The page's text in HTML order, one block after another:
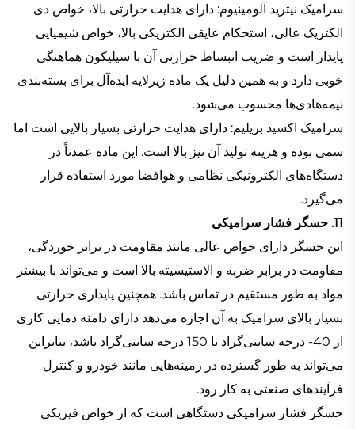
سرامیک نیترید آلومینیوم: دارای هدایت حرارتی بالا، خواص دی
الکتریک عالی، استحکام عایقی الکتریکی بالا، خواص شیمیایی
پایدار است و ضریب انبساط حرارتی آن با سیلیکون هماهنگی
خوبی دارد و به همین دلیل یک ماده زیرلایه ایده‌آل برای بسته‌بندی
نیمه‌هادی‌ها محسوب می‌شود.
سرامیک اکسید بریلیم: دارای هدایت حرارتی بسیار بالایی است اما
سمی بوده و هزینه تولید آن نیز بالا است. این ماده عمدتاً در
دستگاه‌های الکترونیکی نظامی و هوافضا مورد استفاده قرار
می‌گیرد.
11. حسگر فشار سرامیکی
این حسگر دارای خواص عالی مانند مقاومت در برابر خوردگی،
مقاومت در برابر ضربه و الاستیسیته بالا است و می‌تواند با بیشتر
مواد به طور مستقیم در تماس باشد. همچنین پایداری حرارتی
بسیار بالای سرامیک به آن اجازه می‌دهد دارای دامنه دمایی کاری
از 40- درجه سانتی‌گراد تا 150 درجه سانتی‌گراد باشد، بنابراین
می‌تواند به طور گسترده در زمینه‌هایی مانند خودرو و کنترل
فرآیندهای صنعتی به کار رود.
حسگر فشار سرامیکی دستگاهی است که از خواص فیزیکی